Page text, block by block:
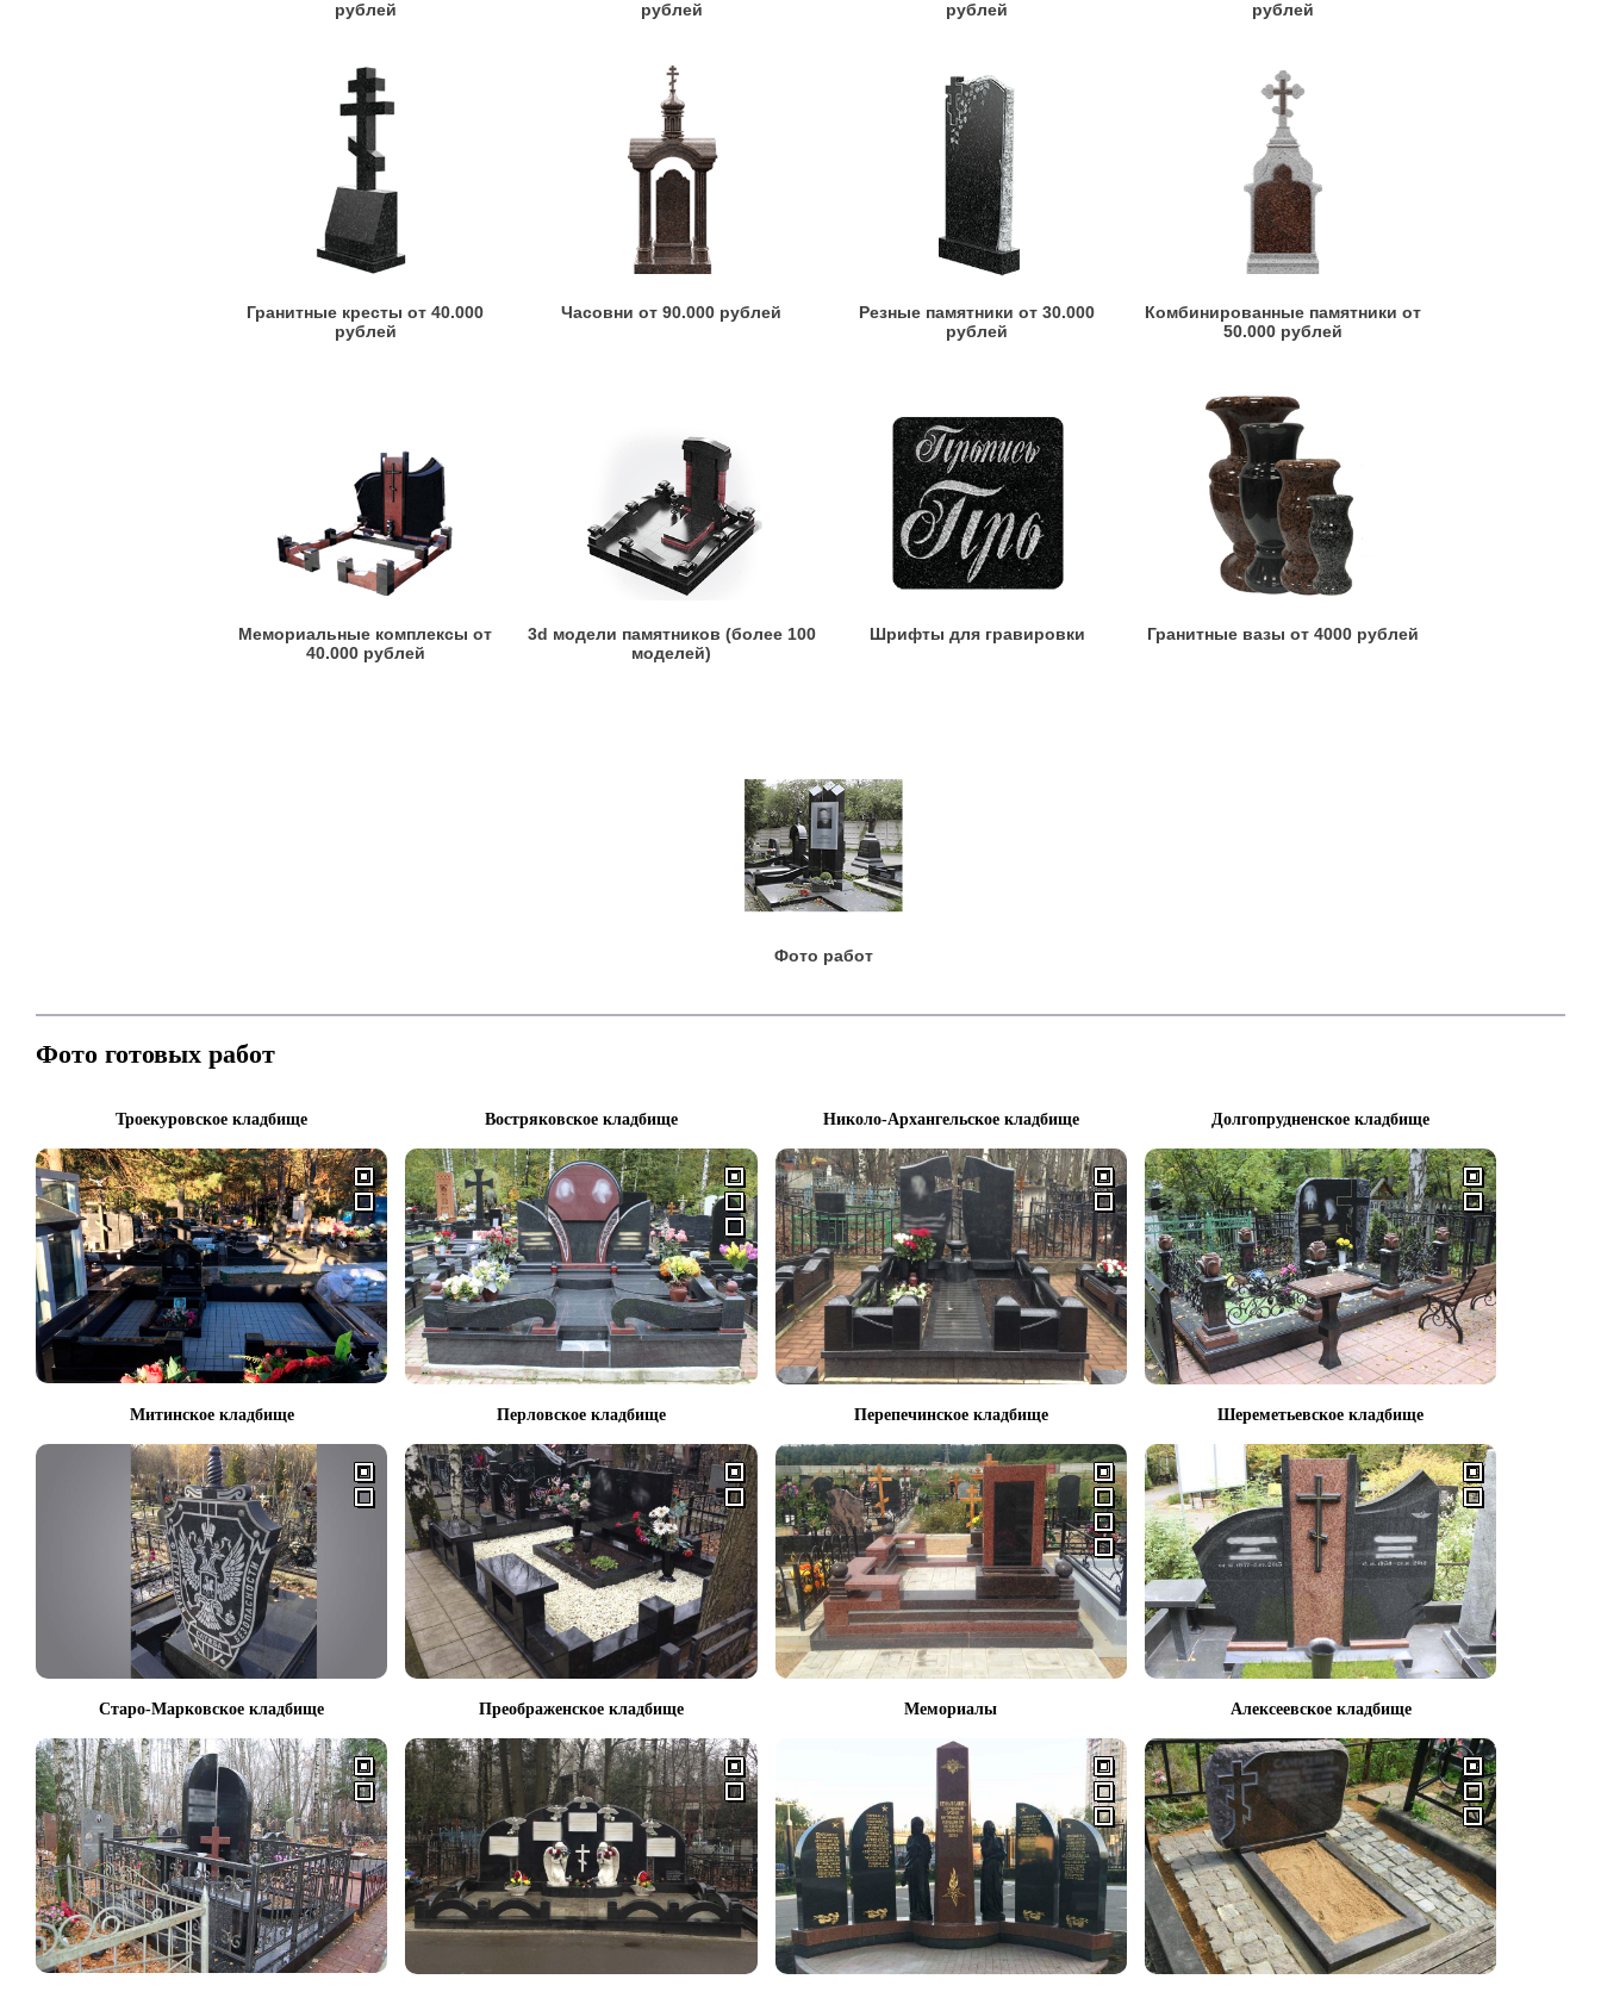
рублей
рублей
рублей
рублей
Гранитные кресты от 40.000
рублей
Часовни от 90.000 рублей
Резные памятники от 30.000
рублей
Комбинированные памятники от
50.000 рублей
Мемориальные комплексы от
40.000 рублей
3d модели памятников (более 100
моделей)
Шрифты для гравировки Гранитные вазы от 4000 рублей
Фото работ
Фото готовых работ
Троекуровское кладбище Востряковское кладбище Николо-Архангельское кладбище Долгопрудненское кладбище
Митинское кладбище Перловское кладбище Перепечинское кладбище Шереметьевское кладбище
Старо-Марковское кладбище Преображенское кладбище Мемориалы Алексеевское кладбище